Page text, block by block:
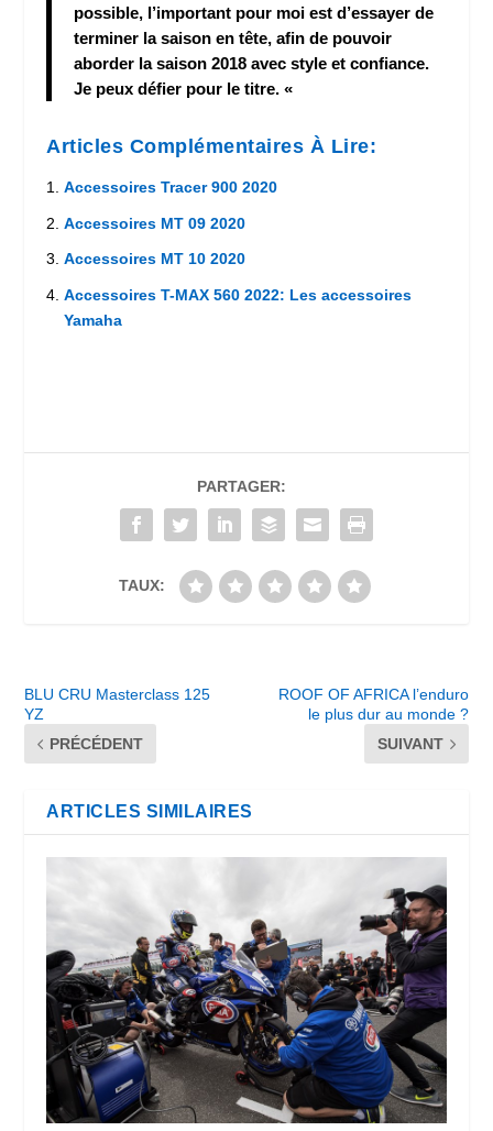
possible, l’important pour moi est d’essayer de
terminer la saison en tête, afin de pouvoir
aborder la saison 2018 avec style et confiance.
Je peux défier pour le titre. «
Articles Complémentaires À Lire:
Accessoires Tracer 900 2020
Accessoires MT 09 2020
Accessoires MT 10 2020
Accessoires T-MAX 560 2022: Les accessoires
Yamaha
PARTAGER:
TAUX:
BLU CRU Masterclass 125
YZ
PRÉCÉDENT
ROOF OF AFRICA l’enduro
le plus dur au monde ?
SUIVANT
ARTICLES SIMILAIRES